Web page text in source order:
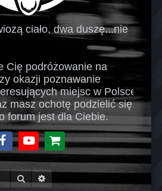
ciało, dwa duszę...nie
Cię podróżowanie na
okazji poznawanie
miejsc w Polsce i
masz ochotę podzielić się
forum jest dla Ciebie.
FacebookYoutubeSklep
Szukaj